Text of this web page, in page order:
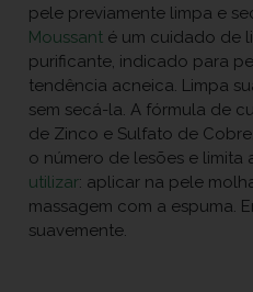
pele previamente limpa e
Moussant é um cuidado de
purificante, indicado para
tendência acneica. Limpa
sem secá-la. A fórmula de
de Zinco e Sulfato de
o número de lesões e limita
utilizar: aplicar na pele
massagem com a espuma.
suavemente.